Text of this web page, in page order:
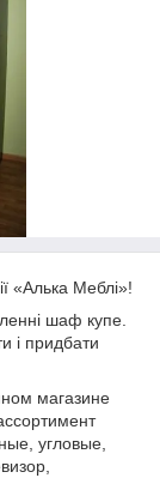
«Алька Меблі»!
шаф купе.
і придбати
магазине
угловые,